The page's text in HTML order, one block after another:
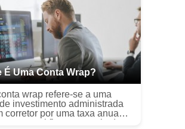
É Uma Conta Wrap?
wrap refere-se a uma
investimento administrada
corretor por uma taxa anual
taxa anual fixa, que varia de